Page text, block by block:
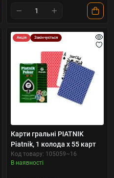
Акція Закінчується
Карти гральні PIATNIK
Piatnik, 1 колода х 55 карт
Код товару: 105059~16
В наявності